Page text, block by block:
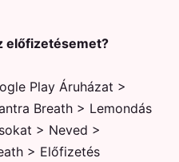
előfizetésemet?
Play Áruházat >
Breath > Lemondás
> Neved >
> Előfizetés